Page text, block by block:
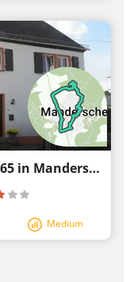
Op bezoek bij Natuurhuisje 25265 in Manderscheid
Medium